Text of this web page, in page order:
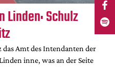
Linden: Schulz
das Amt des Intendanten der
inne, was an der Seite